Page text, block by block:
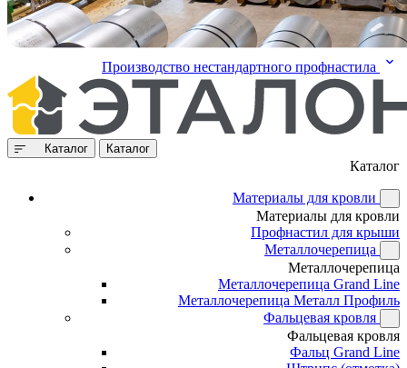
Производство нестандартного профнастила
Каталог Каталог
Каталог
Материалы для кровли
Материалы для кровли
Профнастил для крыши
Металлочерепица
Металлочерепица
Металлочерепица Grand Line
Металлочерепица Металл Профиль
Фальцевая кровля
Фальцевая кровля
Фальц Grand Line